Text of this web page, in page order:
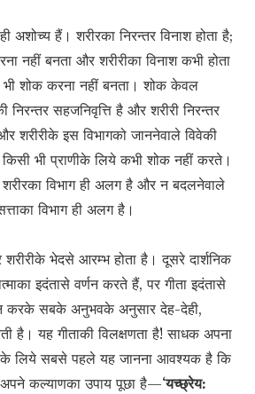
अशोच्य हैं। शरीरका निरन्तर विनाश होता है;
नहीं बनता और शरीरीका विनाश कभी होता
शोक करना नहीं बनता। शोक केवल
निरन्तर सहजनिवृत्ति है और शरीरी निरन्तर
शरीरीके इस विभागको जाननेवाले विवेकी
भी प्राणीके लिये कभी शोक नहीं करते।
विभाग ही अलग है और न बदलनेवाले
विभाग ही अलग है।
भेदसे आरम्भ होता है। दूसरे दार्शनिक
इदंतासे वर्णन करते हैं, पर गीता इदंतासे
न करके सबके अनुभवके अनुसार देह-देही,
है। यह गीताकी विलक्षणता है! साधक अपना
लिये सबसे पहले यह जानना आवश्यक है कि
अपने कल्याणका उपाय पूछा है—‘यच्छ्रेय: